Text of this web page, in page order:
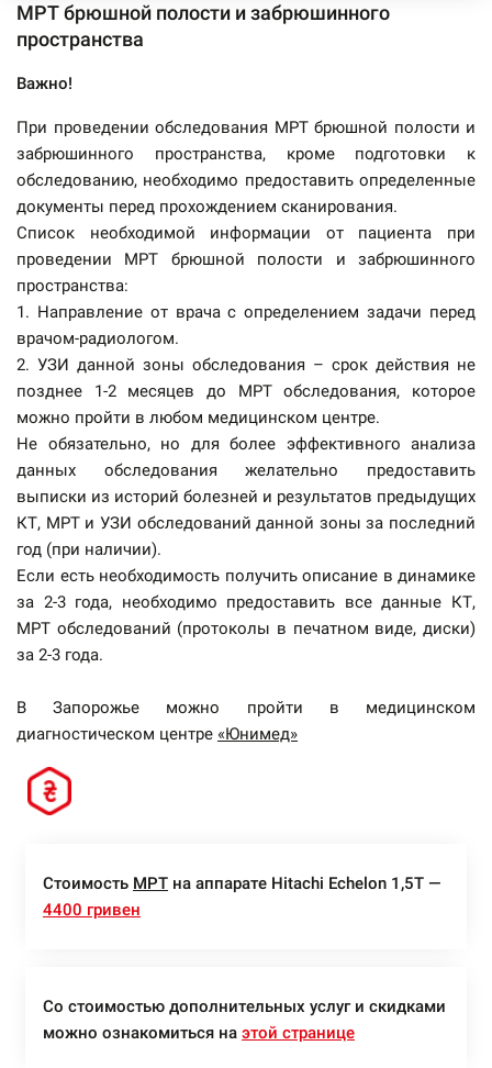
МРТ брюшной полости и забрюшинного
пространства
Важно!
При проведении обследования МРТ брюшной полости и
забрюшинного пространства, кроме подготовки к
обследованию, необходимо предоставить определенные
документы перед прохождением сканирования.
Список необходимой информации от пациента при
проведении МРТ брюшной полости и забрюшинного
пространства:
1. Направление от врача с определением задачи перед
врачом-радиологом.
2. УЗИ данной зоны обследования – срок действия не
позднее 1-2 месяцев до МРТ обследования, которое
можно пройти в любом медицинском центре.
Не обязательно, но для более эффективного анализа
данных обследования желательно предоставить
выписки из историй болезней и результатов предыдущих
КТ, МРТ и УЗИ обследований данной зоны за последний
год (при наличии).
Если есть необходимость получить описание в динамике
за 2-3 года, необходимо предоставить все данные КТ,
МРТ обследований (протоколы в печатном виде, диски)
за 2-3 года.
В Запорожье можно пройти в медицинском
диагностическом центре «Юнимед»
Стоимость МРТ на аппарате Hitachi Echelon 1,5Т —
4400 гривен
Со стоимостью дополнительных услуг и скидками
можно ознакомиться на этой странице